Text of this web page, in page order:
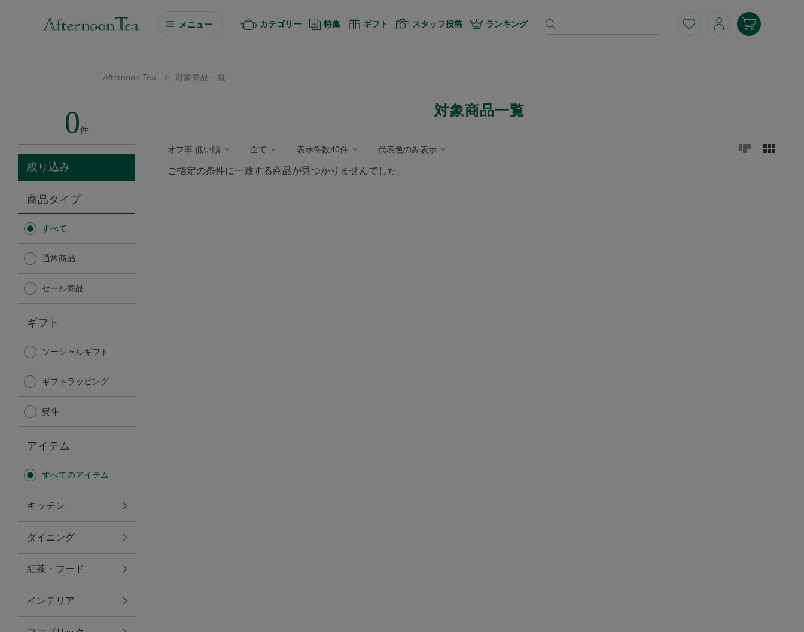
メニュー
ソーシャルギフト
カタログギフト
Afternoon Tea TEAROOM
Afternoon Tea TEAROOM
日傘
保冷バッグ
無重力シリーズ
トラベルグッズ
ランチ
カテゴリー 特集 ギフト スタッフ投稿 ランキング
Afternoon Tea > 対象商品一覧
0件
絞り込み
商品タイプ
すべて
通常商品
セール商品
ギフト
ソーシャルギフト
ギフトラッピング
熨斗
アイテム
すべてのアイテム
キッチン
ダイニング
紅茶・フード
インテリア
対象商品一覧
オフ率 低い順 全て 表示件数40件 代表色のみ表示
ご指定の条件に一致する商品が見つかりませんでした。